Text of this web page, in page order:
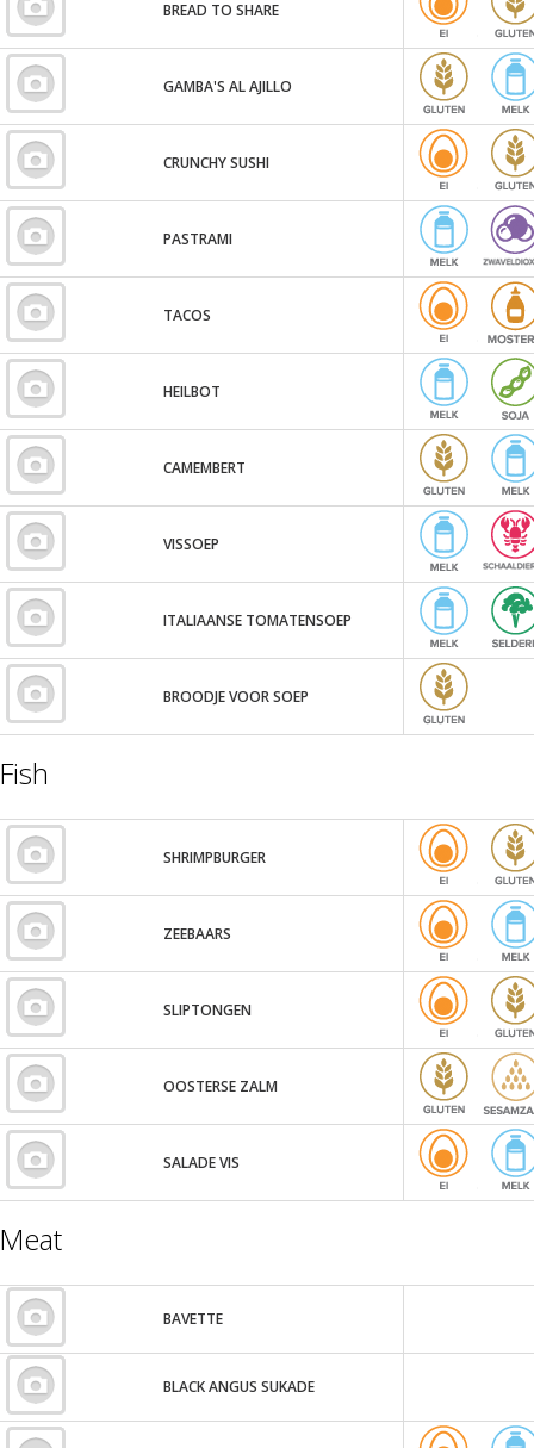
BREAD TO SHARE
GAMBA'S AL AJILLO
CRUNCHY SUSHI
PASTRAMI
TACOS
HEILBOT
CAMEMBERT
VISSOEP
ITALIAANSE TOMATENSOEP
BROODJE VOOR SOEP
Fish
SHRIMPBURGER
ZEEBAARS
SLIPTONGEN
OOSTERSE ZALM
SALADE VIS
Meat
BAVETTE
BLACK ANGUS SUKADE